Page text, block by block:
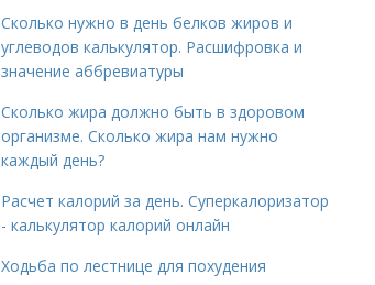
Сколько нужно в день белков жиров и
углеводов калькулятор. Расшифровка и
значение аббревиатуры
Сколько жира должно быть в здоровом
организме. Сколько жира нам нужно
каждый день?
Расчет калорий за день. Суперкалоризатор
- калькулятор калорий онлайн
Ходьба по лестнице для похудения